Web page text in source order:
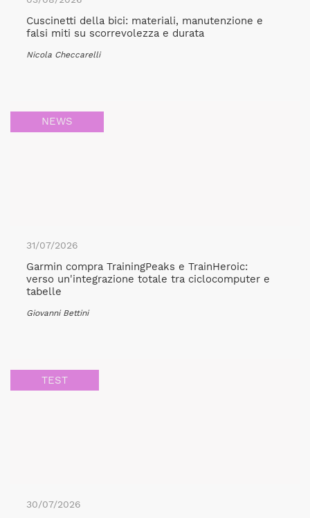
Cuscinetti della bici: materiali, manutenzione e
falsi miti su scorrevolezza e durata
Nicola Checcarelli
NEWS
31/07/2026
Garmin compra TrainingPeaks e TrainHeroic:
verso un'integrazione totale tra ciclocomputer e
tabelle
Giovanni Bettini
TEST
30/07/2026